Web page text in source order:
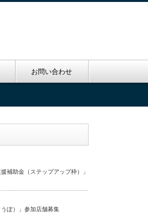
お問い合わせ
補助金（ステップアップ枠）」
うぽ）」参加店舗募集